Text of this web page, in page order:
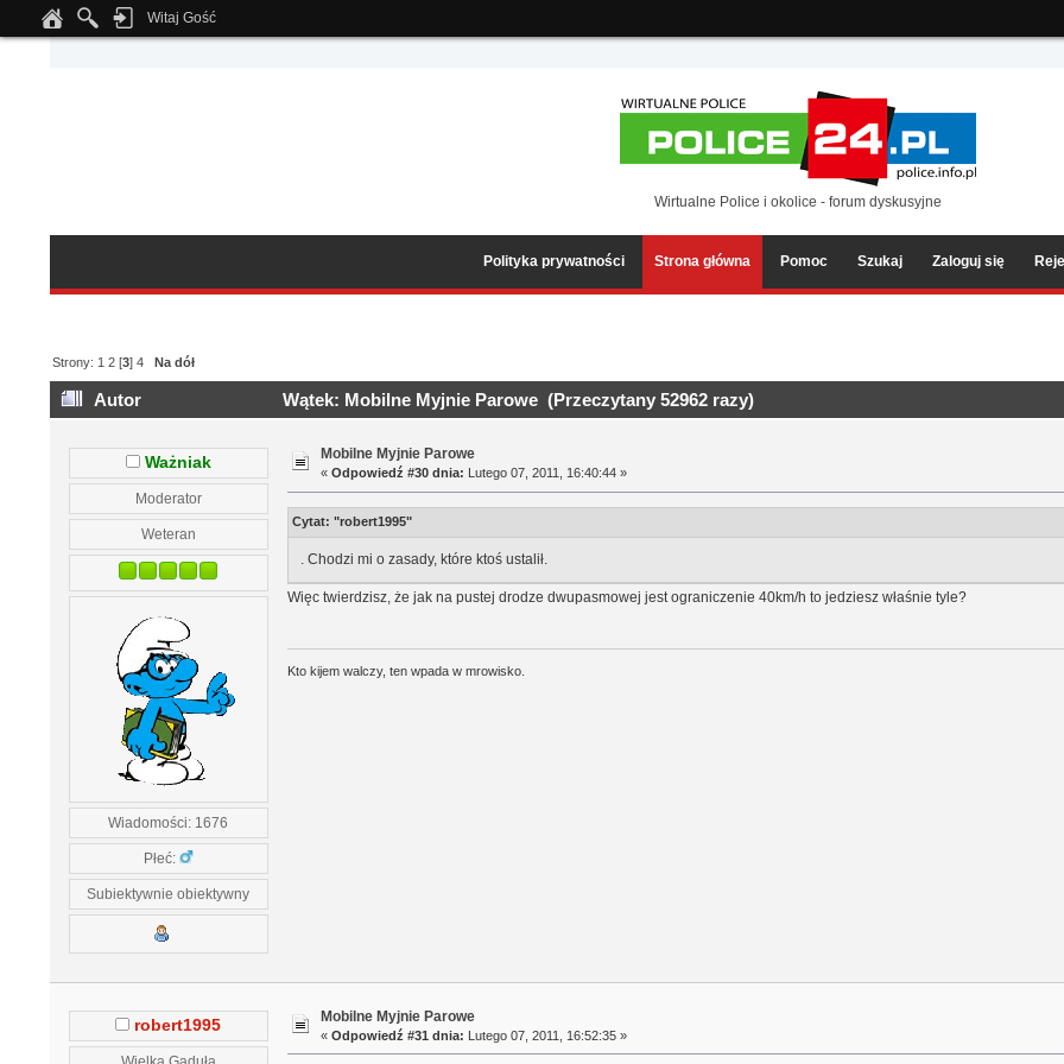
Notice: Undefined index: tapatalk_body_hook in
Witaj Gość
Wirtualne Police i okolice - forum dyskusyjne
Polityka prywatności Strona główna Pomoc Szukaj Zaloguj się
Strony: 1 2 [3]4 Na dół
Autor Wątek: Mobilne Myjnie Parowe (Przeczytany 52962 razy)
Ważniak
Moderator
Weteran
Wiadomości: 1676
Płeć:
Subiektywnie obiektywny
Mobilne Myjnie Parowe
«Odpowiedź #30 dnia: Lutego 07, 2011, 16:40:44 »
Cytat: "robert1995"
. Chodzi mi o zasady, które ktoś ustalił.
Więc twierdzisz, że jak na pustej drodze dwupasmowej jest ograniczenie 40km/h to jedziesz właśnie tyle?
Kto kijem walczy, ten wpada w mrowisko.
robert1995
Wielka Gaduła
Mobilne Myjnie Parowe
«Odpowiedź #31 dnia: Lutego 07, 2011, 16:52:35 »